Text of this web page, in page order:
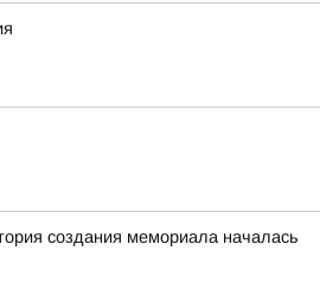
создания мемориала началась